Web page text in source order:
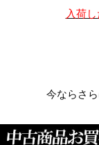
入荷
今ならさ